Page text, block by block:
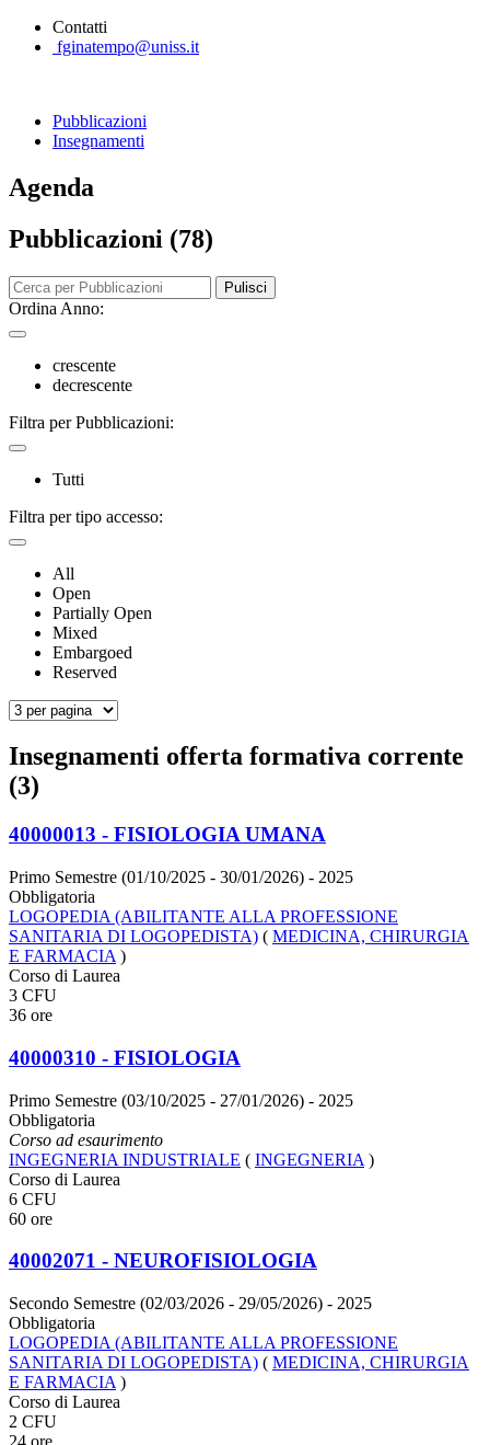
Contatti
fginatempo@uniss.it
Pubblicazioni
Insegnamenti
Agenda
Pubblicazioni (78)
Pulisci
Ordina Anno:
crescente
decrescente
Filtra per Pubblicazioni:
Tutti
Filtra per tipo accesso:
All
Open
Partially Open
Mixed
Embargoed
Reserved
Insegnamenti offerta formativa corrente
(3)
40000013 - FISIOLOGIA UMANA
Primo Semestre (01/10/2025 - 30/01/2026) - 2025
Obbligatoria
LOGOPEDIA (ABILITANTE ALLA PROFESSIONE
SANITARIA DI LOGOPEDISTA) ( MEDICINA, CHIRURGIA
E FARMACIA )
Corso di Laurea
3 CFU
36 ore
40000310 - FISIOLOGIA
Primo Semestre (03/10/2025 - 27/01/2026) - 2025
Obbligatoria
Corso ad esaurimento
INGEGNERIA INDUSTRIALE ( INGEGNERIA )
Corso di Laurea
6 CFU
60 ore
40002071 - NEUROFISIOLOGIA
Secondo Semestre (02/03/2026 - 29/05/2026) - 2025
Obbligatoria
LOGOPEDIA (ABILITANTE ALLA PROFESSIONE
SANITARIA DI LOGOPEDISTA) ( MEDICINA, CHIRURGIA
E FARMACIA )
Corso di Laurea
2 CFU
24 ore